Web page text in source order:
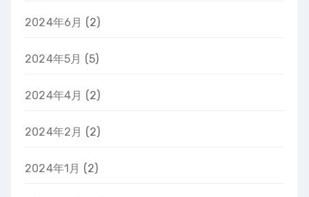
2024年6月 (2)
2024年5月 (5)
2024年4月 (2)
2024年2月 (2)
2024年1月 (2)